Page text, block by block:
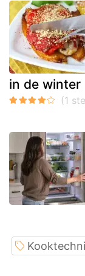
in de winter